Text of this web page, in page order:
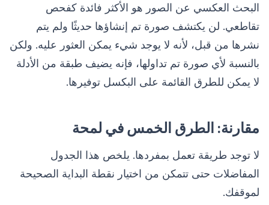
البحث العكسي عن الصور هو الأكثر فائدة كفحص
تقاطعي. لن يكتشف صورة تم إنشاؤها حديثًا ولم يتم
نشرها من قبل، لأنه لا يوجد شيء يمكن العثور عليه. ولكن
بالنسبة لأي صورة تم تداولها، فإنه يضيف طبقة من الأدلة
لا يمكن للطرق القائمة على البكسل توفيرها.
مقارنة: الطرق الخمس في لمحة
لا توجد طريقة تعمل بمفردها. يلخص هذا الجدول
المفاضلات حتى تتمكن من اختيار نقطة البداية الصحيحة
لموقفك.